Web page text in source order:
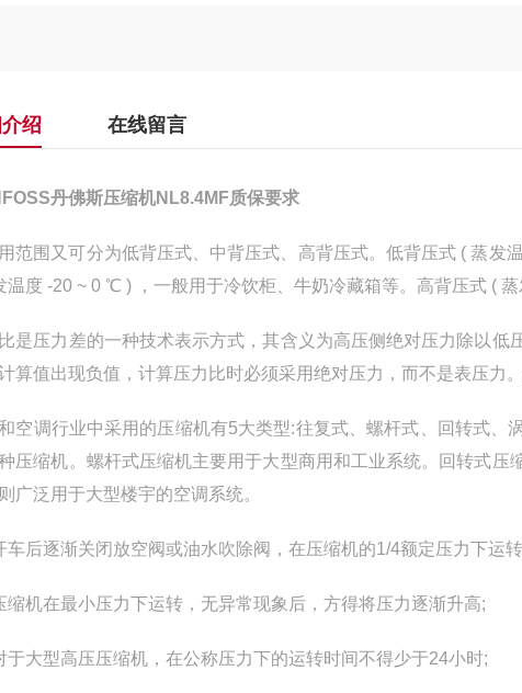
绍 在线留言
丹佛斯压缩机NL8.4MF质保要求
范围又可分为低背压式、中背压式、高背压式。低背压式 ( 蒸
温度 -20 ~ 0 ℃ ) ，一般用于冷饮柜、牛奶冷藏箱等。高背压式 (
是压力差的一种技术表示方式，其含义为高压侧绝对压力除以
算值出现负值，计算压力比时必须采用绝对压力，而不是表压力
空调行业中采用的压缩机有5大类型:往复式、螺杆式、回转式
压缩机。螺杆式压缩机主要用于大型商用和工业系统。回转式
广泛用于大型楼宇的空调系统。
车后逐渐关闭放空阀或油水吹除阀，在压缩机的1/4额定压力下运
缩机在最小压力下运转，无异常现象后，方得将压力逐渐升高;
于大型高压压缩机，在公称压力下的运转时间不得少于24小时;